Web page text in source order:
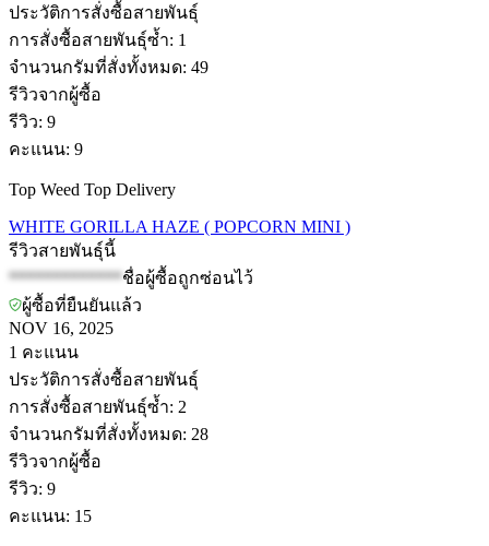
ประวัติการสั่งซื้อสายพันธุ์
การสั่งซื้อสายพันธุ์ซ้ำ: 1
จำนวนกรัมที่สั่งทั้งหมด: 49
รีวิวจากผู้ซื้อ
รีวิว: 9
คะแนน: 9
Top Weed Top Delivery
WHITE GORILLA HAZE ( POPCORN MINI )
รีวิวสายพันธุ์นี้
*************ชื่อผู้ซื้อถูกซ่อนไว้
ผู้ซื้อที่ยืนยันแล้ว
NOV 16, 2025
1 คะแนน
ประวัติการสั่งซื้อสายพันธุ์
การสั่งซื้อสายพันธุ์ซ้ำ: 2
จำนวนกรัมที่สั่งทั้งหมด: 28
รีวิวจากผู้ซื้อ
รีวิว: 9
คะแนน: 15